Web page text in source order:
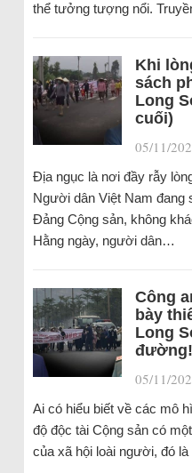
thể tưởng tượng nổi.
Khi
sách
Long
cuối)
05/11/
Địa ngục là nơi đầy rẫy
Người dân Việt Nam đang
Đảng Cộng sản, không
Hằng ngày, người dân…
Công
bày
Long
05/11/
Ai có hiểu biết về các mô
độ độc tài Cộng sản có
của xã hội loài người, đó